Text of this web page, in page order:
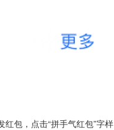
包，点击“拼手气红包”字样